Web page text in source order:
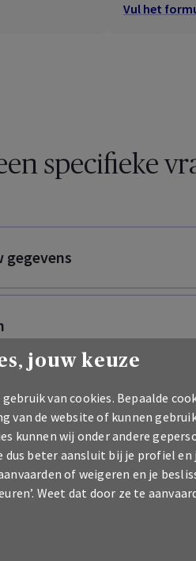
Vul het
specifieke
gegevens
ondernemen
jouw keuze
van cookies. Bepaalde
van de website of kunnen
kunnen wij onder andere
beter aansluit bij je profiel en
of weigeren en je
Weet dat door ze te